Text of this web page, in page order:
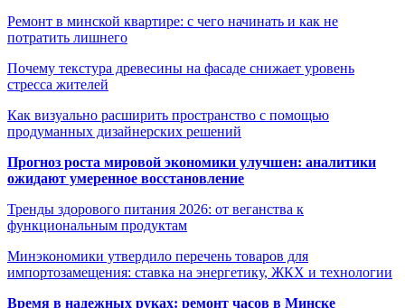
Ремонт в минской квартире: с чего начинать и как не
потратить лишнего
Почему текстура древесины на фасаде снижает уровень
стресса жителей
Как визуально расширить пространство с помощью
продуманных дизайнерских решений
Прогноз роста мировой экономики улучшен: аналитики
ожидают умеренное восстановление
Тренды здорового питания 2026: от веганства к
функциональным продуктам
Минэкономики утвердило перечень товаров для
импортозамещения: ставка на энергетику, ЖКХ и технологии
Время в надежных руках: ремонт часов в Минске